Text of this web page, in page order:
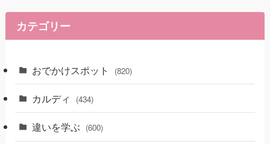
カテゴリー
おでかけスポット (820)
カルディ (434)
違いを学ぶ (600)